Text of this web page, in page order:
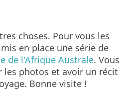
choses. Pour vous les
en place une série de
de l'Afrique Australe. Vous
les photos et avoir un récit
Bonne visite !